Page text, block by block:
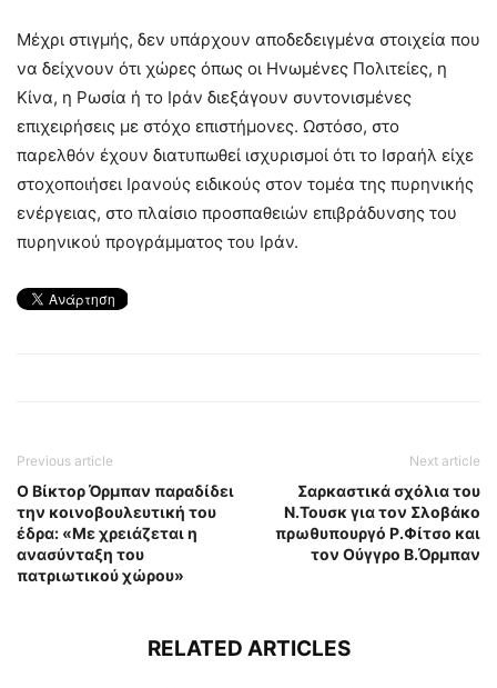
Μέχρι στιγμής, δεν υπάρχουν αποδεδειγμένα στοιχεία που
να δείχνουν ότι χώρες όπως οι Ηνωμένες Πολιτείες, η
Κίνα, η Ρωσία ή το Ιράν διεξάγουν συντονισμένες
επιχειρήσεις με στόχο επιστήμονες. Ωστόσο, στο
παρελθόν έχουν διατυπωθεί ισχυρισμοί ότι το Ισραήλ είχε
στοχοποιήσει Ιρανούς ειδικούς στον τομέα της πυρηνικής
ενέργειας, στο πλαίσιο προσπαθειών επιβράδυνσης του
πυρηνικού προγράμματος του Ιράν.
Previous article
Ο Βίκτορ Όρμπαν παραδίδει
την κοινοβουλευτική του
έδρα: «Με χρειάζεται η
ανασύνταξη του
πατριωτικού χώρου»
Next article
Σαρκαστικά σχόλια του
Ν.Τουσκ για τον Σλοβάκο
πρωθυπουργό Ρ.Φίτσο και
τον Ούγγρο Β.Όρμπαν
RELATED ARTICLES